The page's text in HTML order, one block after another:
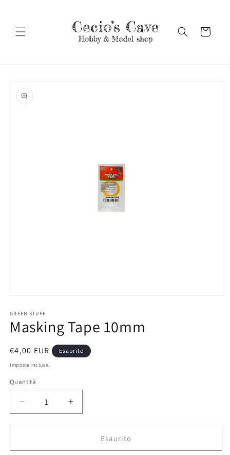
Carrello
informazioni
sul prodotto
multimediali
1
in
GREEN STUFF
Masking Tape 10mm
Prezzo
di
€4,00 EUR Esaurito
Imposte incluse.
Quantità
Diminuisci
quantità
per
Tape
Aumenta
quantità
per
Masking
Tape
Esaurito